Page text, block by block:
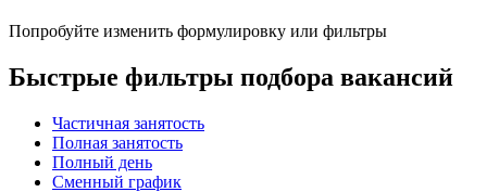
Попробуйте изменить формулировку или фильтры
Быстрые фильтры подбора вакансий
Частичная занятость
Полная занятость
Полный день
Сменный график